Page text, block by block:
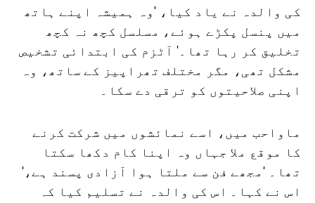
کی والدہ نے یاد کیا، 'وہ ہمیشہ اپنے ہاتھ
میں پنسل پکڑے ہوئے، مسلسل کچھ نہ کچھ
تخلیق کر رہا تھا۔' آٹزم کی ابتدائی تشخیص
مشکل تھی، مگر مختلف تھراپیز کے ساتھ، وہ
اپنی صلاحیتوں کو ترقی دے سکا۔
ماواحب میں، اسے نمائشوں میں شرکت کرنے
کا موقع ملا جہاں وہ اپنا کام دکھا سکتا
تھا۔ 'مجھے فن سے ملتا ہوا آزادی پسند ہے،'
اس نے کہا۔ اس کی والدہ نے تسلیم کیا کہ